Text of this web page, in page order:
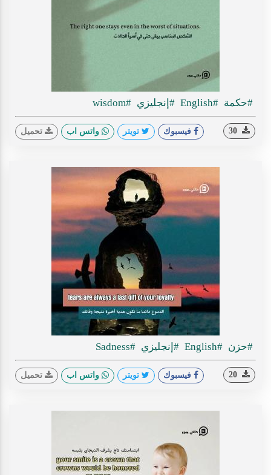
#حكمة #English #إنجليزي #wisdom
فيسبوك تويتر واتس اب تحميل
#حزن #English #إنجليزي #Sadness
فيسبوك تويتر واتس اب تحميل